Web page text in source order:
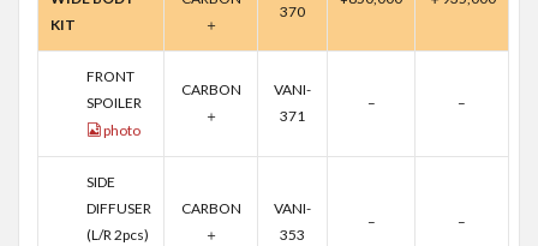
KIT
＋
370
FRONT
SPOILER
photo
CARBON
＋
VANI-
371
– –
SIDE
DIFFUSER
(L/R 2pcs)
CARBON
＋
VANI-
353
– –